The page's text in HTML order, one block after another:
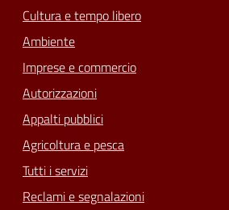
Cultura e tempo libero
Ambiente
Imprese e commercio
Autorizzazioni
Appalti pubblici
Agricoltura e pesca
Tutti i servizi
Reclami e segnalazioni